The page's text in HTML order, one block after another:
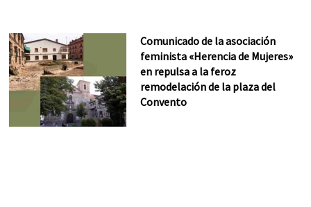
Comunicado de la asociación
feminista «Herencia de Mujeres»
en repulsa a la feroz
remodelación de la plaza del
Convento